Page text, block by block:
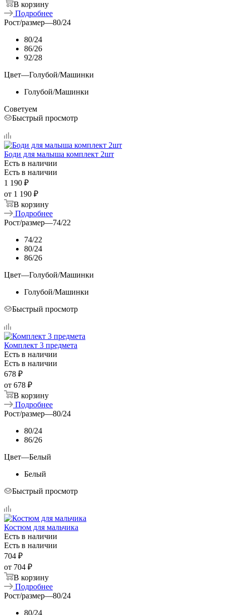
В корзину
Подробнее
Рост/размер—80/24
80/24
86/26
92/28
Цвет—Голубой/Машинки
Голубой/Машинки
Советуем
Быстрый просмотр
Боди для малыша комплект 2шт
Есть в наличии
Есть в наличии
1 190 ₽
от 1 190 ₽
В корзину
Подробнее
Рост/размер—74/22
74/22
80/24
86/26
Цвет—Голубой/Машинки
Голубой/Машинки
Быстрый просмотр
Комплект 3 предмета
Есть в наличии
Есть в наличии
678 ₽
от 678 ₽
В корзину
Подробнее
Рост/размер—80/24
80/24
86/26
Цвет—Белый
Белый
Быстрый просмотр
Костюм для мальчика
Есть в наличии
Есть в наличии
704 ₽
от 704 ₽
В корзину
Подробнее
Рост/размер—80/24
80/24